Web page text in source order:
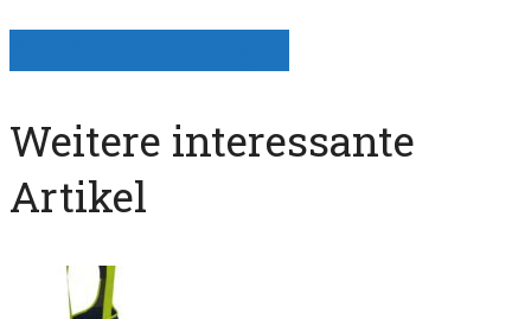
Weitere interessante
Artikel